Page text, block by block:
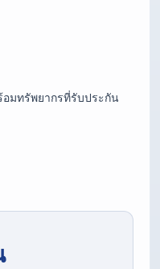
มทรัพยากรที่รับประกัน